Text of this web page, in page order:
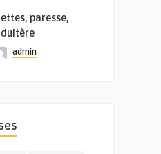
paresse,
admin